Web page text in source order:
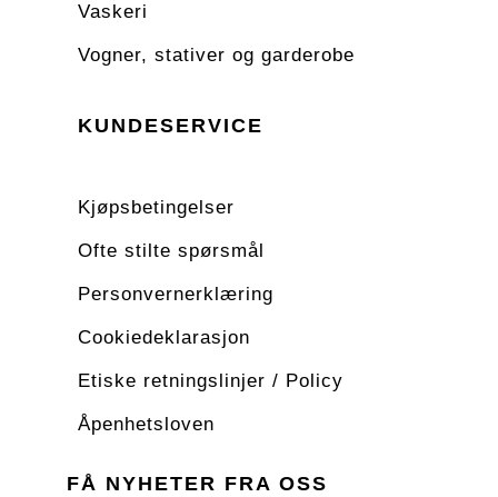
Vaskeri
Vogner, stativer og garderobe
KUNDESERVICE
Kjøpsbetingelser
Ofte stilte spørsmål
Personvernerklæring
Cookiedeklarasjon
Etiske retningslinjer / Policy
Åpenhetsloven
FÅ NYHETER FRA OSS